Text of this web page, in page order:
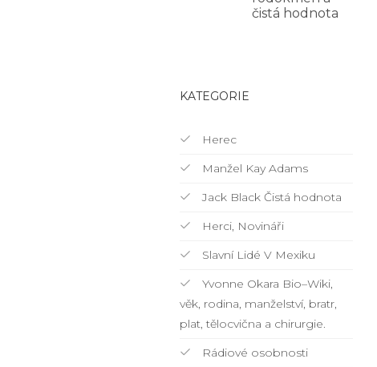
čistá hodnota
KATEGORIE
Herec
Manžel Kay Adams
Jack Black Čistá hodnota
Herci, Novináři
Slavní Lidé V Mexiku
Yvonne Okara Bio–Wiki,
věk, rodina, manželství, bratr,
plat, tělocvična a chirurgie.
Rádiové osobnosti